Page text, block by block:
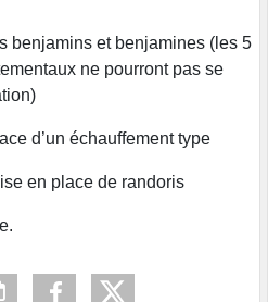
benjamins et benjamines (les 5
ne pourront pas se
d’un échauffement type
en place de randoris